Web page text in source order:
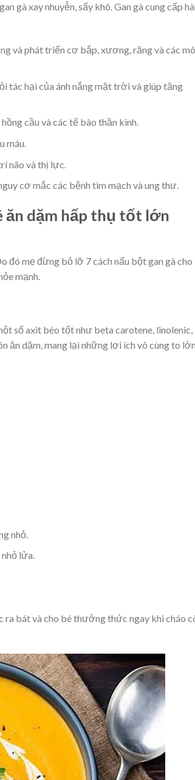
gà xay nhuyễn, sấy khô. Gan gà cung cấp
và phát triển cơ bắp, xương, răng và các mô
tác hại của ánh nắng mặt trời và giúp tăng
cầu và các tế bào thần kinh.
máu.
não và thị lực.
cơ mắc các bệnh tim mạch và ung thư.
ăn dặm hấp thụ tốt lớn
đó mẹ đừng bỏ lỡ 7 cách nấu bột gan gà cho
mạnh.
số axit béo tốt như beta carotene, linolenic,
ăn dặm, mang lại những lợi ích vô cùng to
nhỏ.
lửa.
ra bát và cho bé thưởng thức ngay khi cháo